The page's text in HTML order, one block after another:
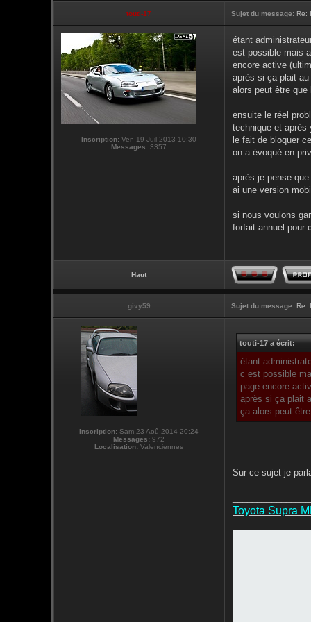
touti-17 Sujet du message: Re:
Inscription: Ven 19 Juil 2013 10:30
Messages: 3357
étant
est possible mais
encore active
après si ça plait
alors peut être
ensuite le réel
technique et après
le fait de bloquer
on a évoqué en
après je pense
ai une version
si nous voulons
forfait annuel pour
Haut
givy59 Sujet du message: Re:
Inscription: Sam 23 Aoû 2014 20:24
Messages: 972
Localisation: Valenciennes
touti-17 a écrit:
étant
c est possible
page encore
après si ça plait
ça alors peut
Sur ce sujet je
Toyota Supra